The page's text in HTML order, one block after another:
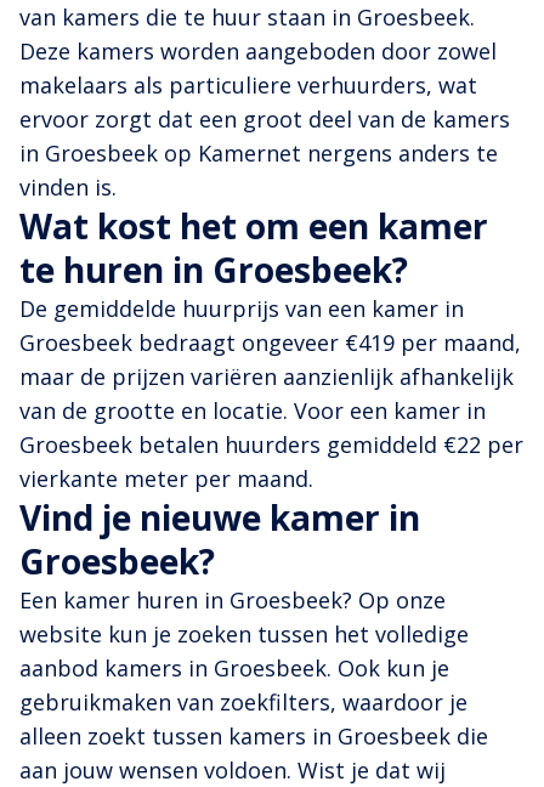
van kamers die te huur staan in Groesbeek.
Deze kamers worden aangeboden door zowel
makelaars als particuliere verhuurders, wat
ervoor zorgt dat een groot deel van de kamers
in Groesbeek op Kamernet nergens anders te
vinden is.
Wat kost het om een kamer
te huren in Groesbeek?
De gemiddelde huurprijs van een kamer in
Groesbeek bedraagt ongeveer €419 per maand,
maar de prijzen variëren aanzienlijk afhankelijk
van de grootte en locatie. Voor een kamer in
Groesbeek betalen huurders gemiddeld €22 per
vierkante meter per maand.
Vind je nieuwe kamer in
Groesbeek?
Een kamer huren in Groesbeek? Op onze
website kun je zoeken tussen het volledige
aanbod kamers in Groesbeek. Ook kun je
gebruikmaken van zoekfilters, waardoor je
alleen zoekt tussen kamers in Groesbeek die
aan jouw wensen voldoen. Wist je dat wij